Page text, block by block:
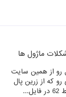
ماژول ها
رو از همین سایت
که از زرین پال